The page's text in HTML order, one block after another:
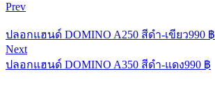
Prev
ปลอกแฮนด์ DOMINO A250 สีดำ-เขียว990 ฿
Next
ปลอกแฮนด์ DOMINO A350 สีดำ-แดง990 ฿